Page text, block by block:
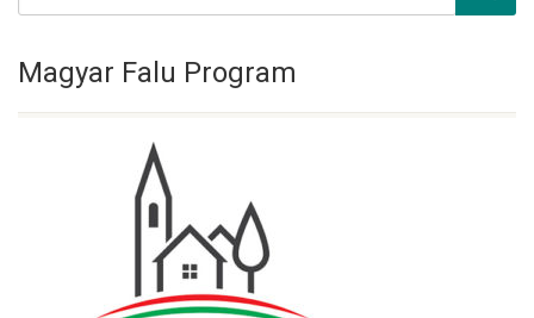
Magyar Falu Program